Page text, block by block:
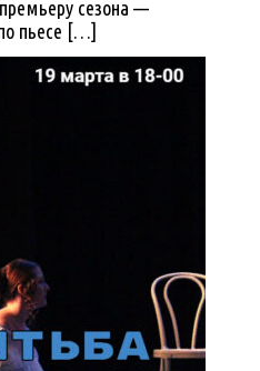
сезона —
пьесе […]